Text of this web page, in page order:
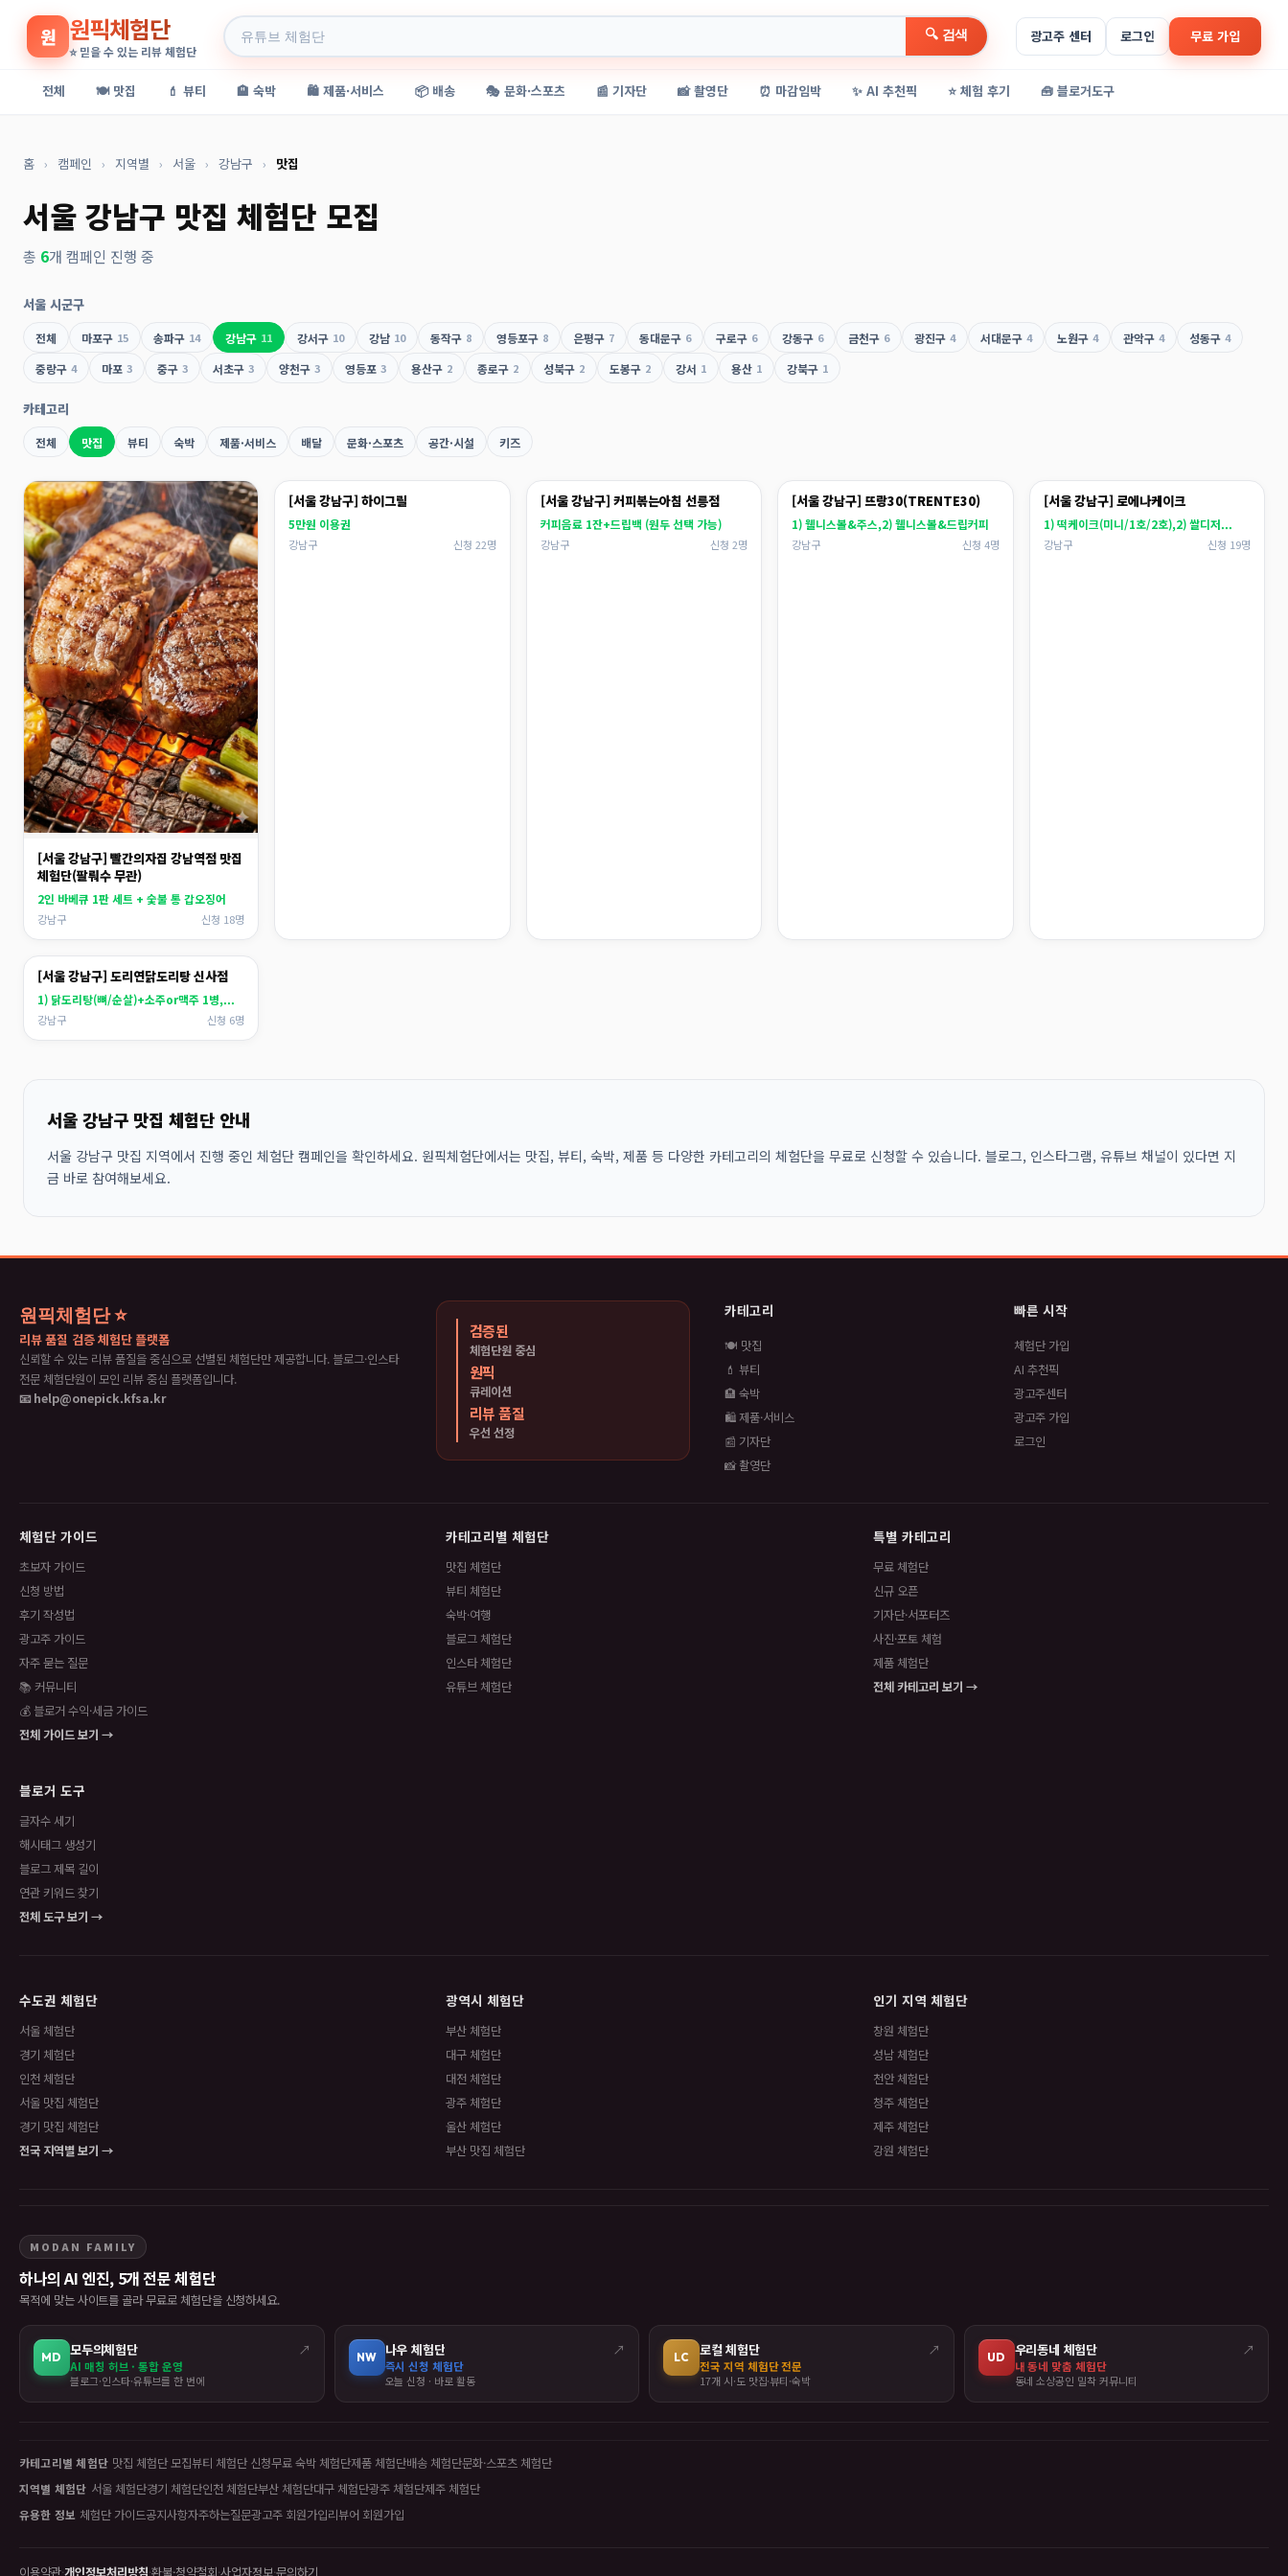
원 원픽체험단
⭐ 믿을 수 있는 리뷰 체험단
🔍 검색 광고주 센터 로그인 무료 가입
전체 🍽️ 맛집 💄 뷰티 🏨 숙박 🛍️ 제품·서비스 📦 배송 🎭 문화·스포츠 📰 기자단 📸 촬영단 ⏰ 마감임박 ✨ AI 추천픽 ⭐ 체험 후기 🧰 블로거도구
홈 › 캠페인 › 지역별 › 서울 › 강남구 › 맛집
서울 강남구 맛집 체험단 모집
총 6개 캠페인 진행 중
서울 시군구
전체 마포구 15 송파구 14 강남구 11 강서구 10 강남 10 동작구 8 영등포구 8 은평구 7 동대문구 6 구로구 6 강동구 6 금천구 6 광진구 4 서대문구 4 노원구 4 관악구 4 성동구 4
중랑구 4 마포 3 중구 3 서초구 3 양천구 3 영등포 3 용산구 2 종로구 2 성북구 2 도봉구 2 강서 1 용산 1 강북구 1
카테고리
전체 맛집 뷰티 숙박 제품·서비스 배달 문화·스포츠 공간·시설 키즈
[서울 강남구] 빨간의자집 강남역점 맛집
체험단(팔뤄수 무관)
2인 바베큐 1판 세트 + 숯불 통 갑오징어
강남구 신청 18명
[서울 강남구] 하이그릴
5만원 이용권
강남구 신청 22명
[서울 강남구] 커피볶는아침 선릉점
커피음료 1잔+드립백 (원두 선택 가능)
강남구 신청 2명
[서울 강남구] 뜨랑30(TRENTE30)
1) 웰니스볼&주스,2) 웰니스볼&드립커피
강남구 신청 4명
[서울 강남구] 로에나케이크
1) 떡케이크(미니/1호/2호),2) 쌀디저...
강남구 신청 19명
[서울 강남구] 도리연닭도리탕 신사점
1) 닭도리탕(뼈/순살)+소주or맥주 1병,...
강남구 신청 6명
서울 강남구 맛집 체험단 안내
서울 강남구 맛집 지역에서 진행 중인 체험단 캠페인을 확인하세요. 원픽체험단에서는 맛집, 뷰티, 숙박, 제품 등 다양한 카테고리의 체험단을 무료로 신청할 수 있습니다. 블로그, 인스타그램, 유튜브 채널이 있다면 지
금 바로 참여해보세요.
원픽체험단 ⭐
리뷰 품질 검증 체험단 플랫폼
신뢰할 수 있는 리뷰 품질을 중심으로 선별된 체험단만 제공합니다. 블로그·인스타
전문 체험단원이 모인 리뷰 중심 플랫폼입니다.
📧 help@onepick.kfsa.kr
검증된
체험단원 중심
원픽
큐레이션
리뷰 품질
우선 선정
카테고리
🍽️ 맛집
💄 뷰티
🏨 숙박
🛍️ 제품·서비스
📰 기자단
📸 촬영단
빠른 시작
체험단 가입
AI 추천픽
광고주센터
광고주 가입
로그인
체험단 가이드
초보자 가이드
신청 방법
후기 작성법
광고주 가이드
자주 묻는 질문
📚 커뮤니티
💰 블로거 수익·세금 가이드
전체 가이드 보기 →
카테고리별 체험단
맛집 체험단
뷰티 체험단
숙박·여행
블로그 체험단
인스타 체험단
유튜브 체험단
특별 카테고리
무료 체험단
신규 오픈
기자단·서포터즈
사진·포토 체험
제품 체험단
전체 카테고리 보기 →
블로거 도구
글자수 세기
해시태그 생성기
블로그 제목 길이
연관 키워드 찾기
전체 도구 보기 →
수도권 체험단
서울 체험단
경기 체험단
인천 체험단
서울 맛집 체험단
경기 맛집 체험단
전국 지역별 보기 →
광역시 체험단
부산 체험단
대구 체험단
대전 체험단
광주 체험단
울산 체험단
부산 맛집 체험단
인기 지역 체험단
창원 체험단
성남 체험단
천안 체험단
청주 체험단
제주 체험단
강원 체험단
MODAN FAMILY
하나의 AI 엔진, 5개 전문 체험단
목적에 맞는 사이트를 골라 무료로 체험단을 신청하세요.
MD 모두의체험단 ↗
AI 매칭 허브 · 통합 운영
블로그·인스타·유튜브를 한 번에
NW 나우 체험단 ↗
즉시 신청 체험단
오늘 신청 · 바로 활동
LC 로컬 체험단 ↗
전국 지역 체험단 전문
17개 시·도 맛집·뷰티·숙박
UD 우리동네 체험단 ↗
내 동네 맞춤 체험단
동네 소상공인 밀착 커뮤니티
카테고리별 체험단 맛집 체험단 모집뷰티 체험단 신청무료 숙박 체험단제품 체험단배송 체험단문화·스포츠 체험단
지역별 체험단 서울 체험단경기 체험단인천 체험단부산 체험단대구 체험단광주 체험단제주 체험단
유용한 정보 체험단 가이드공지사항자주하는질문광고주 회원가입리뷰어 회원가입
이용약관·개인정보처리방침·환불·청약철회·사업자정보·문의하기